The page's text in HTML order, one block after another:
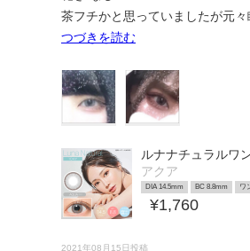
茶フチかと思っていましたが元
つづきを読む
ルナナチュラルワ
アクア
DIA 14.5mm BC 8.8mm ワ
¥1,760
2021年08月15日投稿